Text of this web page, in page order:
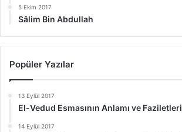
5 Ekim 2017
Sâlim Bin Abdullah
Popüler Yazılar
13 Eylül 2017
El-Vedud Esmasının Anlamı ve Faziletleri
14 Eylül 2017